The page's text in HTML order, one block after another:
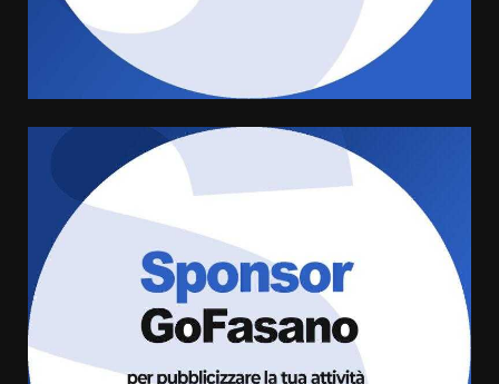
l’avviso per la gestione
condivisa della Villetta di
assoluta de “L’Albergo
Belvedere. Il rapimento”
6 Agosto 2026 06:15
“I Contestatori: Musica di
Rivoluzione”: nuovo
appuntamento con “Fasano in
Banda”
7 Agosto 2026 06:05